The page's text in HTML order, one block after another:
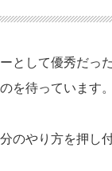
として優秀だっ
を待っています
のやり方を押